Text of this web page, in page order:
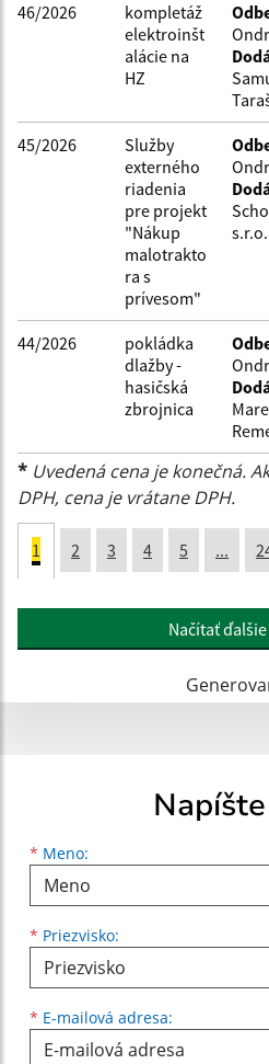
46/2026
kompletáž
elektroinšt
alácie na
HZ
45/2026
Služby
externého
riadenia
pre projekt
"Nákup
malotrakto
ra s
prívesom"
s.r.o.
44/2026
pokládka
dlažby -
hasičská
zbrojnica
* Uvedená cena je konečná.
DPH, cena je vrátane DPH.
1 2 3 4 5 ...
Načítať
* Meno:
Meno
* Priezvisko:
Priezvisko
* E-mailová adresa:
E-mailová adresa